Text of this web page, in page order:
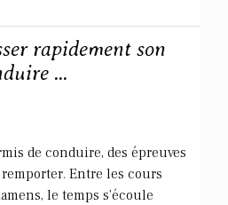
rapidement son
...
de conduire, des épreuves
Entre les cours
le temps s'écoule